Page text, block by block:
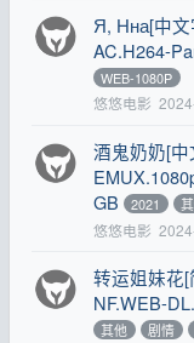
Я, Нна[中文
AC.H264-
WEB-1080P
悠悠电影
酒鬼奶奶[中
GB
2021
悠悠电影
转运姐妹花[
NF.WEB-
其他
剧情